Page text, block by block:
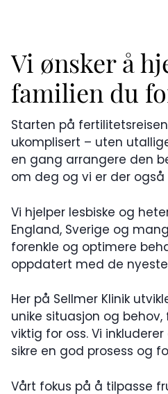
Vi ønsker å
familien du
Starten på
ukomplisert – uten
en gang arrangere den
om deg og vi er der også
Vi hjelper lesbiske og
England, Sverige og
forenkle og optimere
oppdatert med de nyeste
Her på Sellmer Klinik
unike situasjon og
viktig for oss. Vi
sikre en god prosess og
Vårt fokus på å tilpasse